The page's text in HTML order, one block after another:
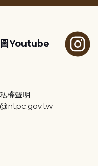
Youtube
權聲明